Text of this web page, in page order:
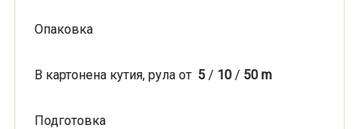
Опаковка
В картонена кутия, рула от 5 / 10 / 50 m
Подготовка